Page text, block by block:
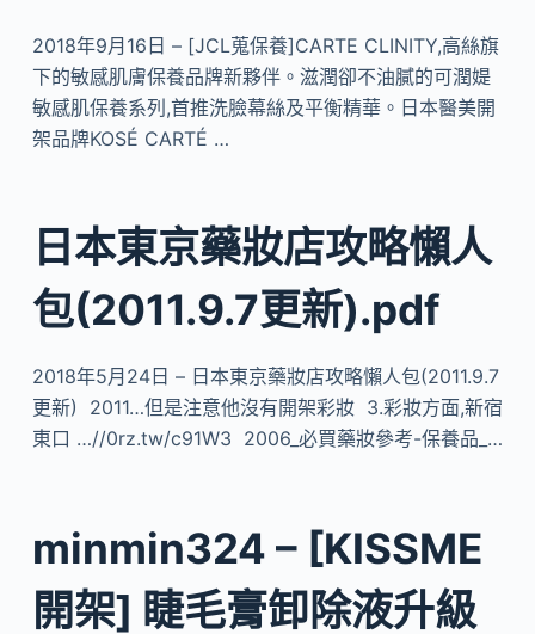
2018年9月16日 – [JCL蒐保養]CARTE CLINITY,高絲旗
下的敏感肌膚保養品牌新夥伴。滋潤卻不油膩的可潤媞
敏感肌保養系列,首推洗臉幕絲及平衡精華。日本醫美開
架品牌KOSÉ CARTÉ …
日本東京藥妝店攻略懶人
包(2011.9.7更新).pdf
2018年5月24日 – 日本東京藥妝店攻略懶人包(2011.9.7
更新) 2011…但是注意他沒有開架彩妝 3.彩妝方面,新宿
東口 …//0rz.tw/c91W3 2006_必買藥妝參考-保養品_…
minmin324 – [KISSME
開架] 睫毛膏卸除液升級